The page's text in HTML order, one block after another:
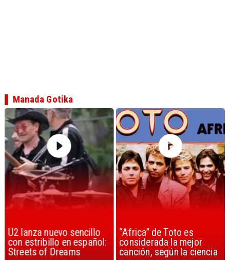
U2 lanza nuevo sencillo
con estribillo en español:
Streets of Dreams
“Africa” de Toto es
considerada la mejor
canción, según la ciencia
Manada Gotika